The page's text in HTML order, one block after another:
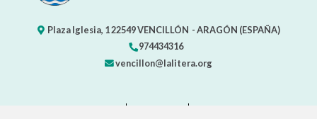
Plaza Iglesia, 122549VENCILLÓN - ARAGÓN (ESPAÑA)
974434316
vencillon@lalitera.org